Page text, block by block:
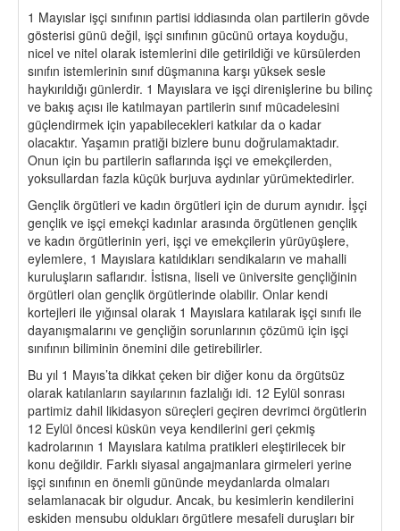
1 Mayıslar işçi sınıfının partisi iddiasında olan partilerin gövde
gösterisi günü değil, işçi sınıfının gücünü ortaya koyduğu,
nicel ve nitel olarak istemlerini dile getirildiği ve kürsülerden
sınıfın istemlerinin sınıf düşmanına karşı yüksek sesle
haykırıldığı günlerdir. 1 Mayıslara ve işçi direnişlerine bu bilinç
ve bakış açısı ile katılmayan partilerin sınıf mücadelesini
güçlendirmek için yapabilecekleri katkılar da o kadar
olacaktır. Yaşamın pratiği bizlere bunu doğrulamaktadır.
Onun için bu partilerin saflarında işçi ve emekçilerden,
yoksullardan fazla küçük burjuva aydınlar yürümektedirler.
Gençlik örgütleri ve kadın örgütleri için de durum aynıdır. İşçi
gençlik ve işçi emekçi kadınlar arasında örgütlenen gençlik
ve kadın örgütlerinin yeri, işçi ve emekçilerin yürüyüşlere,
eylemlere, 1 Mayıslara katıldıkları sendikaların ve mahalli
kuruluşların saflarıdır. İstisna, liseli ve üniversite gençliğinin
örgütleri olan gençlik örgütlerinde olabilir. Onlar kendi
kortejleri ile yığınsal olarak 1 Mayıslara katılarak işçi sınıfı ile
dayanışmalarını ve gençliğin sorunlarının çözümü için işçi
sınıfının biliminin önemini dile getirebilirler.
Bu yıl 1 Mayıs’ta dikkat çeken bir diğer konu da örgütsüz
olarak katılanların sayılarının fazlalığı idi. 12 Eylül sonrası
partimiz dahil likidasyon süreçleri geçiren devrimci örgütlerin
12 Eylül öncesi küskün veya kendilerini geri çekmiş
kadrolarının 1 Mayıslara katılma pratikleri eleştirilecek bir
konu değildir. Farklı siyasal angajmanlara girmeleri yerine
işçi sınıfının en önemli gününde meydanlarda olmaları
selamlanacak bir olgudur. Ancak, bu kesimlerin kendilerini
eskiden mensubu oldukları örgütlere mesafeli duruşları bir